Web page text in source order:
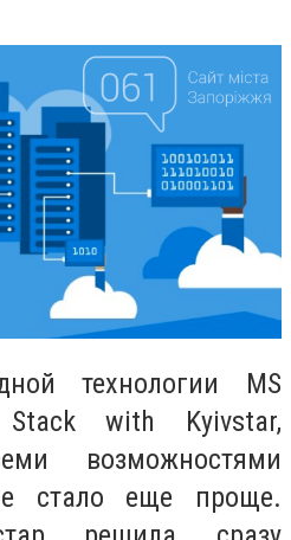
технологии MS
with Kyivstar,
возможностями
стало еще проще.